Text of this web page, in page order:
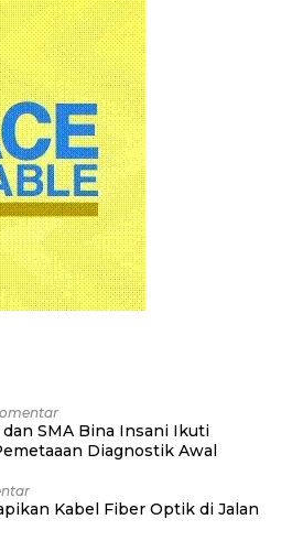
SMA Bina Insani Ikuti
Diagnostik Awal
Kabel Fiber Optik di Jalan